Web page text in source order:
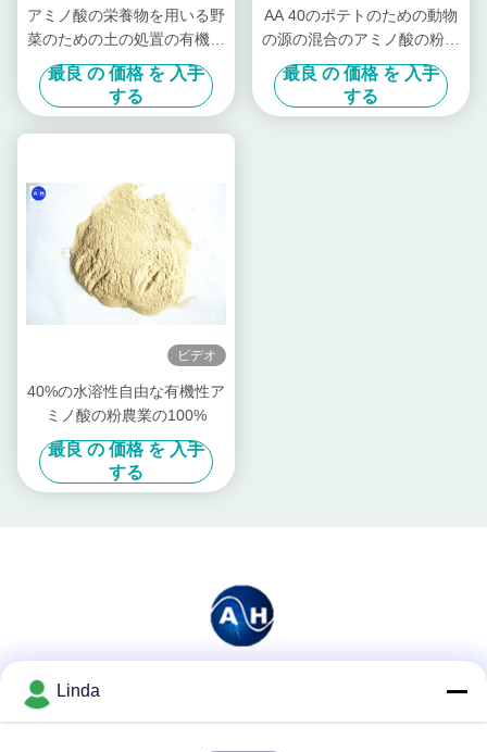
アミノ酸の栄養物を用いる野
菜のための土の処置の有機肥
料
最良 の 価格 を 入手
する
AA 40のポテトのための動物
の源の混合のアミノ酸の粉の
自由な塩素
最良 の 価格 を 入手
する
ビデオ
40%の水溶性自由な有機性ア
ミノ酸の粉農業の100%
最良 の 価格 を 入手
する
Linda